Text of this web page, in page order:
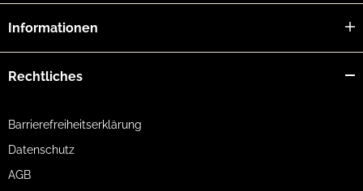
Informationen
Rechtliches
Barrierefreiheitserklärung
Datenschutz
AGB